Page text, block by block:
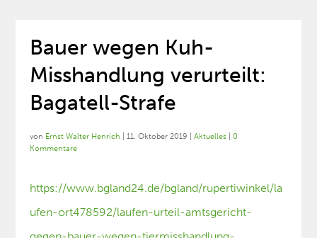
Bauer wegen Kuh-
Misshandlung verurteilt:
Bagatell-Strafe
von Ernst Walter Henrich |11. Oktober 2019 |Aktuelles |0
Kommentare
https://www.bgland24.de/bgland/rupertiwinkel/la
ufen-ort478592/laufen-urteil-amtsgericht-